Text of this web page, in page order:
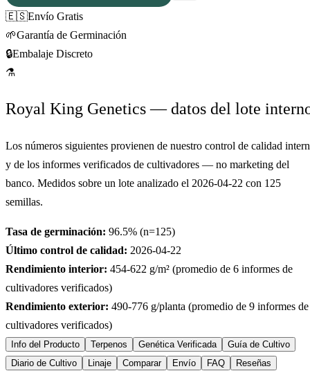
🇪🇸Envío Gratis
🌱Garantía de Germinación
🔒Embalaje Discreto
⚗
Royal King Genetics — datos del lote
Los números siguientes provienen de nuestro control de calidad
y de los informes verificados de cultivadores — no marketing del
banco. Medidos sobre un lote analizado el 2026-04-22 con 125
semillas.
Tasa de germinación: 96.5% (n=125)
Último control de calidad: 2026-04-22
Rendimiento interior: 454-622 g/m² (promedio de 6 informes de
cultivadores verificados)
Rendimiento exterior: 490-776 g/planta (promedio de 9 informes de
cultivadores verificados)
Info del Producto Terpenos Genética Verificada
Guía de Cultivo
Diario de Cultivo
Linaje Comparar Envío FAQ Reseñas